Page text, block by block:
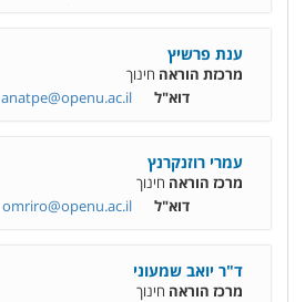
ענת פרשיץ
מרכזת הוראה חינוך
דוא"ל
anatpe@openu.ac.il
עמרי רוזנקרנץ
מרכז הוראה חינוך
דוא"ל
omriro@openu.ac.il
ד"ר יואב שמעוני
מרכז הוראה חינוך